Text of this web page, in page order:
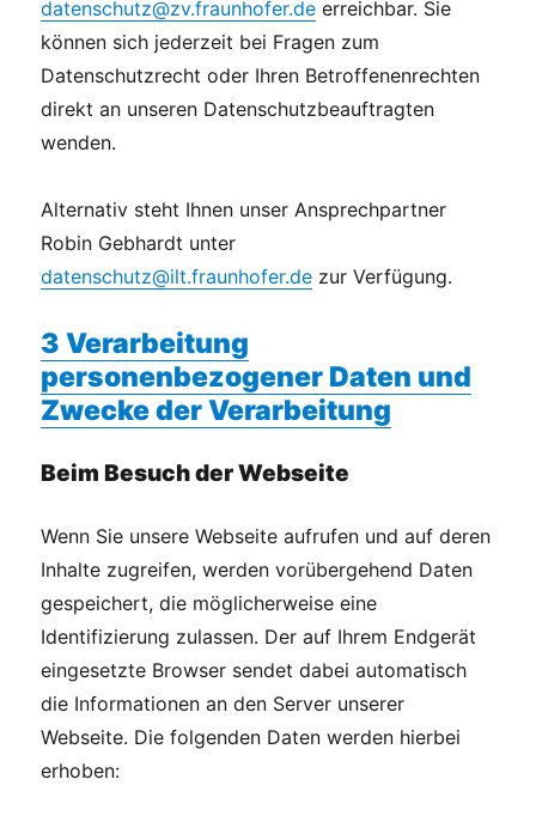
datenschutz@zv.fraunhofer.de erreichbar. Sie
können sich jederzeit bei Fragen zum
Datenschutzrecht oder Ihren Betroffenenrechten
direkt an unseren Datenschutzbeauftragten
wenden.
Alternativ steht Ihnen unser Ansprechpartner
Robin Gebhardt unter
datenschutz@ilt.fraunhofer.de zur Verfügung.
3 Verarbeitung
personenbezogener Daten und
Zwecke der Verarbeitung
Beim Besuch der Webseite
Wenn Sie unsere Webseite aufrufen und auf deren
Inhalte zugreifen, werden vorübergehend Daten
gespeichert, die möglicherweise eine
Identifizierung zulassen. Der auf Ihrem Endgerät
eingesetzte Browser sendet dabei automatisch
die Informationen an den Server unserer
Webseite. Die folgenden Daten werden hierbei
erhoben: